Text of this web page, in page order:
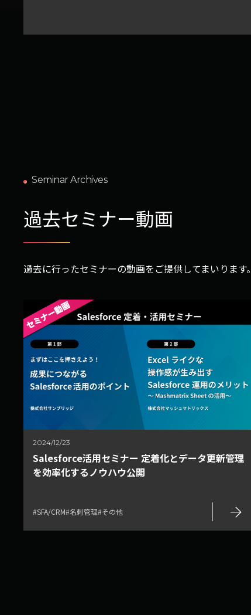
Seminar Archives
過去セミナー動画
過去に行ったセミナーの動画をご提供してまいります。
2024/12/23
Salesforce活用セミナー 定着化とデータ更新管理
を効率化するノウハウ公開
#SFA/CRM#名刺管理#その他 arrow_forward